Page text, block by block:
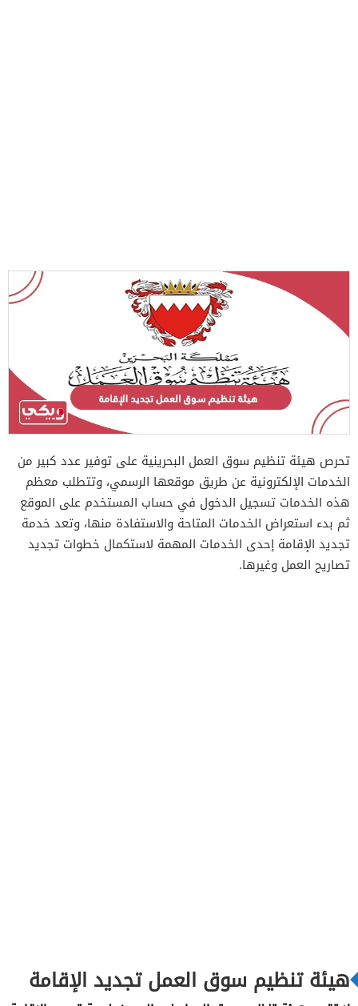
تحرص هيئة تنظيم سوق العمل البحرينية على توفير عدد كبير من
الخدمات الإلكترونية عن طريق موقعها الرسمي، وتتطلب معظم
هذه الخدمات تسجيل الدخول في حساب المستخدم على الموقع
ثم بدء استعراض الخدمات المتاحة والاستفادة منها، وتعد خدمة
تجديد الإقامة إحدى الخدمات المهمة لاستكمال خطوات تجديد
تصاريح العمل وغيرها.
هيئة تنظيم سوق العمل تجديد الإقامة